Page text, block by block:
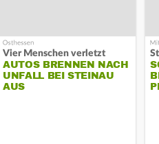
Vier Menschen verletzt
AUTOS BRENNEN NACH
UNFALL BEI STEINAU
AUS